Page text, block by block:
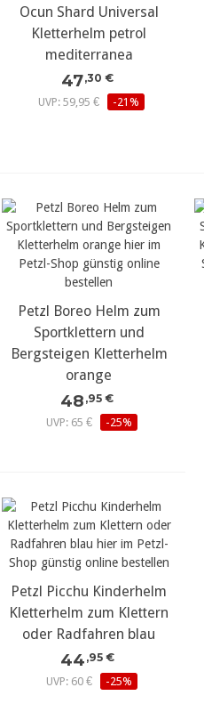
mehr Details...
Ocun Shard Universal
Kletterhelm petrol
mediterranea
47,30 €
UVP: 59,95 €
-21%
mehr Details...
Petzl Boreo Helm zum
Sportklettern und
Bergsteigen Kletterhelm
orange
48 ,95 €
UVP: 65 €
-25%
mehr Details...
Petzl Picchu Kinderhelm
Kletterhelm zum Klettern
oder Radfahren blau
44 ,95 €
UVP: 60 €
-25%